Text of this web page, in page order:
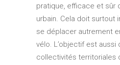
pratique, efficace et sûr
urbain. Cela doit surtout
se déplacer autrement
vélo. L’objectif est aussi
collectivités territoriales